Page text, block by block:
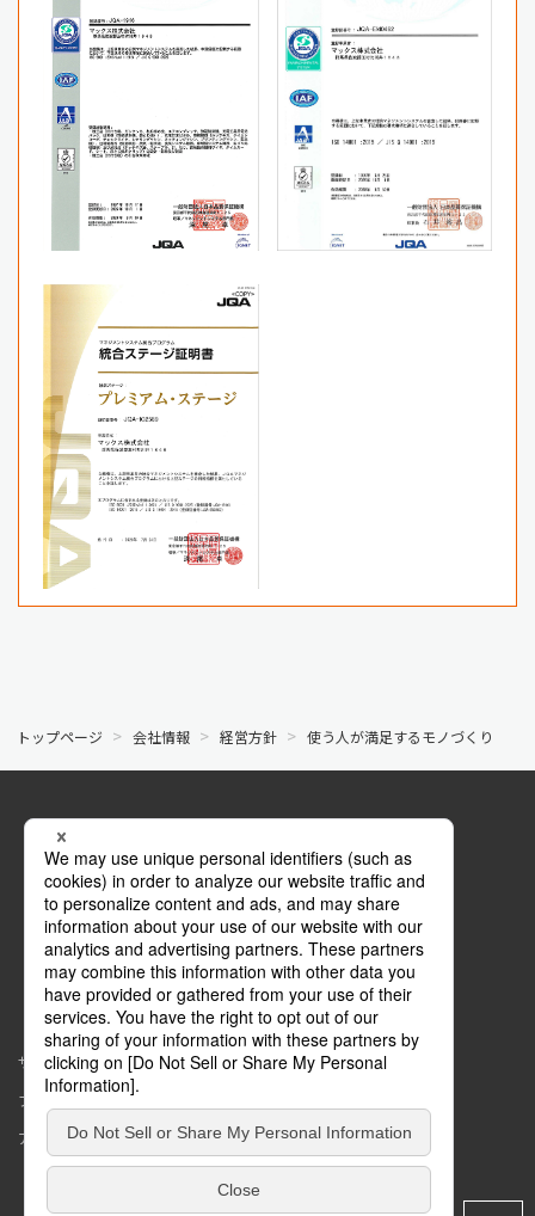
トップページ 会社情報 経営方針 使う人が満足するモノづくり
公式SNS
Facebook
マイページ
サイトマップ
このサイトについて
プライバシーポリシー
アクセシビリティ
Copyright © MAX Co.,Ltd. All rights reserved.